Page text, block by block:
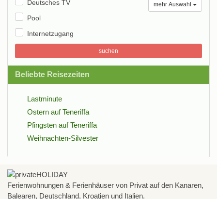
mehr Auswahl
Deutsches TV
Pool
Internetzugang
suchen
Beliebte Reisezeiten
Lastminute
Ostern auf Teneriffa
Pfingsten auf Teneriffa
Weihnachten-Silvester
Ferienwohnungen & Ferienhäuser von Privat auf den Kanaren,
Balearen, Deutschland, Kroatien und Italien.